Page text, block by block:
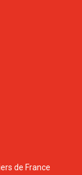
de France